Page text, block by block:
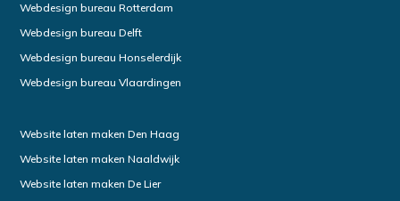
Webdesign bureau Rotterdam
Webdesign bureau Delft
Webdesign bureau Honselerdijk
Webdesign bureau Vlaardingen
Website laten maken Den Haag
Website laten maken Naaldwijk
Website laten maken De Lier